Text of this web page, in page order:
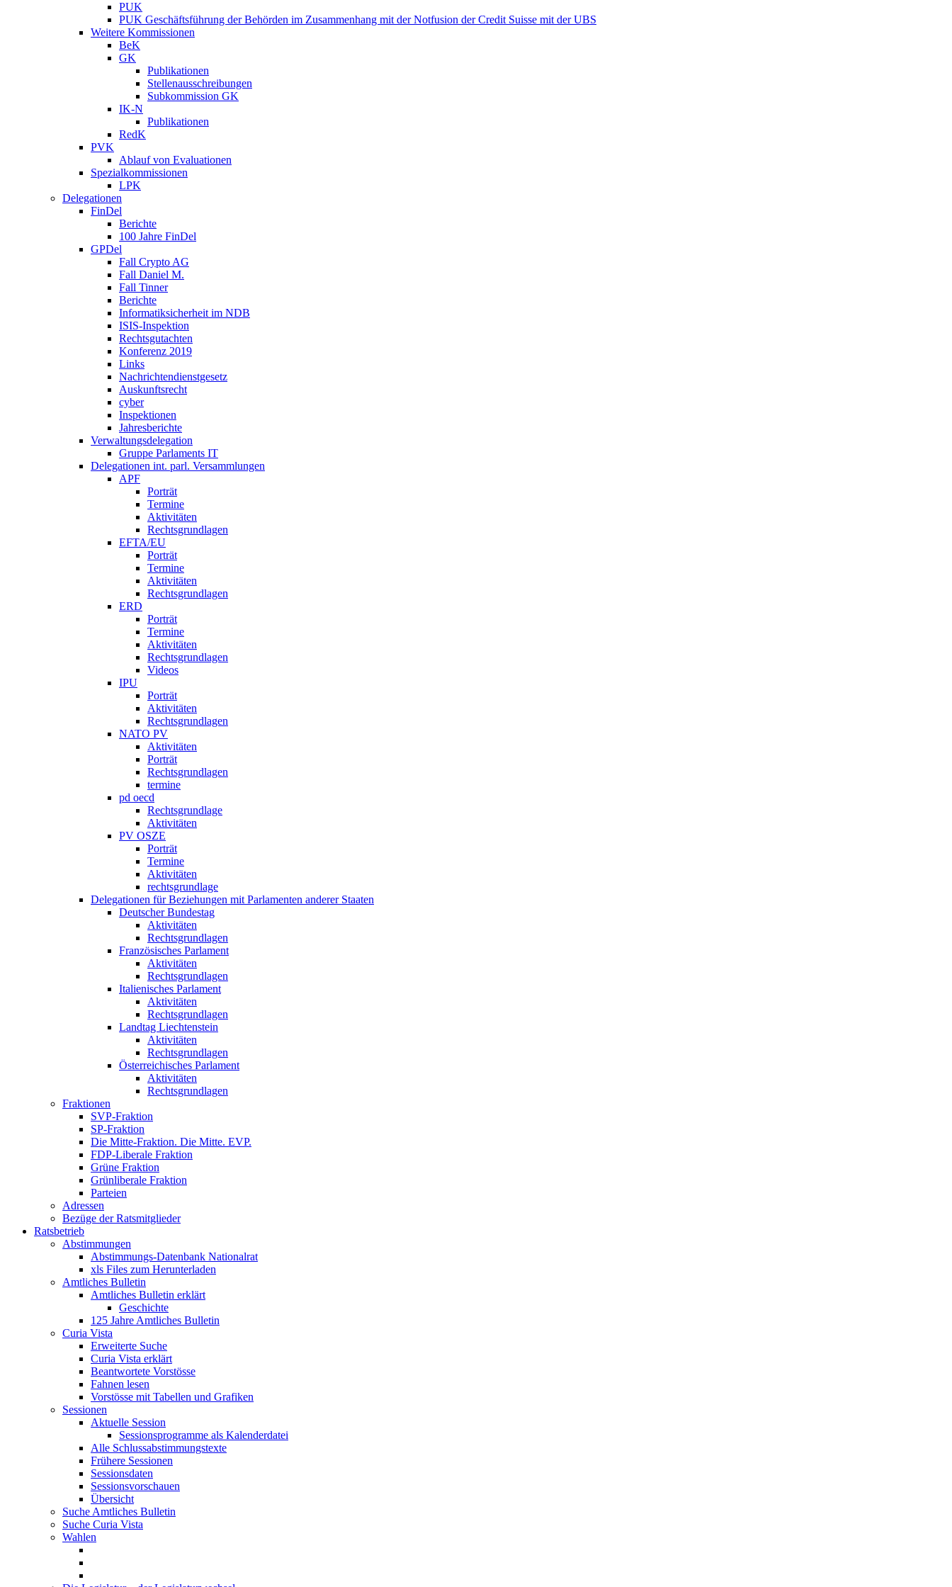
PUK
PUK Geschäftsführung der Behörden im Zusammenhang mit der Notfusion der Credit Suisse mit der UBS
Weitere Kommissionen
BeK
GK
Publikationen
Stellenausschreibungen
Subkommission GK
IK-N
Publikationen
RedK
PVK
Ablauf von Evaluationen
Spezialkommissionen
LPK
Delegationen
FinDel
Berichte
100 Jahre FinDel
GPDel
Fall Crypto AG
Fall Daniel M.
Fall Tinner
Berichte
Informatiksicherheit ­im NDB
ISIS-Inspektion
Rechtsgutachten
Konferenz 2019
Links
Nachrichtendienstgesetz
Auskunftsrecht
cyber
Inspektionen
Jahresberichte
Verwaltungsdelegation
Gruppe Parlaments IT
Delegationen int. parl. Versammlungen
APF
Porträt
Termine
Aktivitäten
Rechtsgrundlagen
EFTA/EU
Porträt
Termine
Aktivitäten
Rechtsgrundlagen
ERD
Porträt
Termine
Aktivitäten
Rechtsgrundlagen
Videos
IPU
Porträt
Aktivitäten
Rechtsgrundlagen
NATO PV
Aktivitäten
Porträt
Rechtsgrundlagen
termine
pd oecd
Rechtsgrundlage
Aktivitäten
PV OSZE
Porträt
Termine
Aktivitäten
rechtsgrundlage
Delegationen für Beziehungen mit Parlamenten anderer Staaten
Deutscher Bundestag
Aktivitäten
Rechtsgrundlagen
Französisches Parlament
Aktivitäten
Rechtsgrundlagen
Italienisches Parlament
Aktivitäten
Rechtsgrundlagen
Landtag Liechtenstein
Aktivitäten
Rechtsgrundlagen
Österreichisches Parlament
Aktivitäten
Rechtsgrundlagen
Fraktionen
SVP-Fraktion
SP-Fraktion
Die Mitte-Fraktion. Die Mitte. EVP.
FDP-Liberale Fraktion
Grüne Fraktion
Grünliberale Fraktion
Parteien
Adressen
Bezüge der Ratsmitglieder
Ratsbetrieb
Abstimmungen
Abstimmungs-Datenbank Nationalrat
xls Files zum Herunterladen
Amtliches Bulletin
Amtliches Bulletin erklärt
Geschichte
125 Jahre Amtliches Bulletin
Curia Vista
Erweiterte Suche
Curia Vista erklärt
Beantwortete Vorstösse
Fahnen lesen
Vorstösse mit Tabellen und Grafiken
Sessionen
Aktuelle Session
Sessionsprogramme als Kalenderdatei
Alle Schlussabstimmungstexte
Frühere Sessionen
Sessionsdaten
Sessionsvorschauen
Übersicht
Suche Amtliches Bulletin
Suche Curia Vista
Wahlen